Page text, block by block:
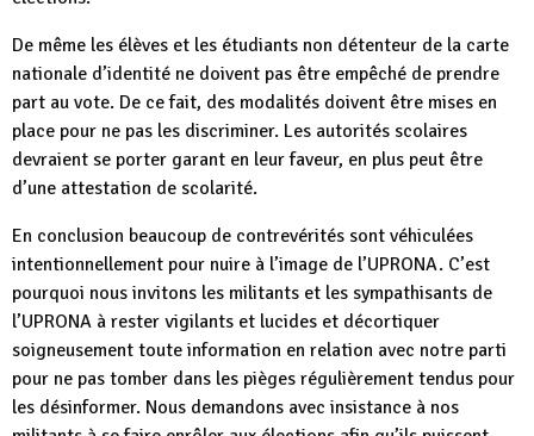
De même les élèves et les étudiants non détenteur de la carte
nationale d’identité ne doivent pas être empêché de prendre
part au vote. De ce fait, des modalités doivent être mises en
place pour ne pas les discriminer. Les autorités scolaires
devraient se porter garant en leur faveur, en plus peut être
d’une attestation de scolarité.
En conclusion beaucoup de contrevérités sont véhiculées
intentionnellement pour nuire à l’image de l’UPRONA. C’est
pourquoi nous invitons les militants et les sympathisants de
l’UPRONA à rester vigilants et lucides et décortiquer
soigneusement toute information en relation avec notre parti
pour ne pas tomber dans les pièges régulièrement tendus pour
les désinformer. Nous demandons avec insistance à nos